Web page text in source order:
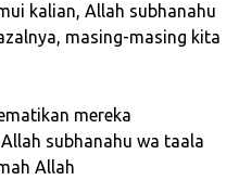
kalian, Allah subhanahu
masing-masing kita
mereka
subhanahu wa taala
Allah